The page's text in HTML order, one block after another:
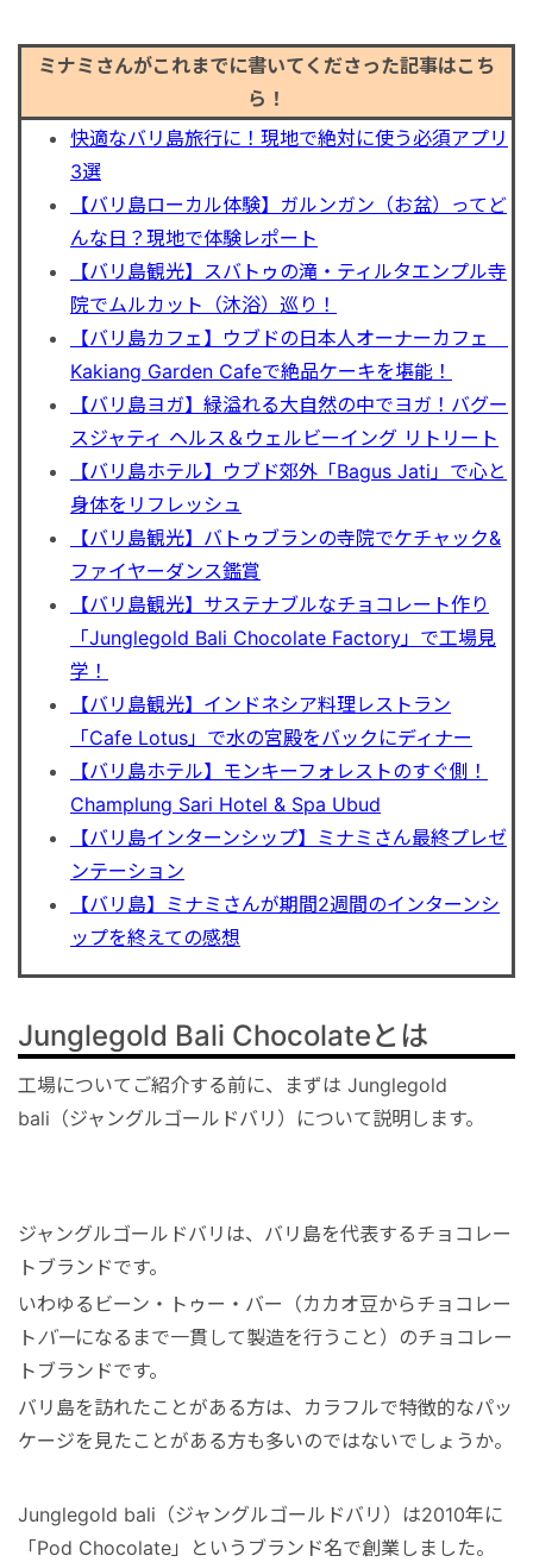
ミナミさんがこれまでに書いてくださった記事はこち
ら！
快適なバリ島旅行に！現地で絶対に使う必須アプリ
3選
【バリ島ローカル体験】ガルンガン（お盆）ってど
んな日？現地で体験レポート
【バリ島観光】スバトゥの滝・ティルタエンプル寺
院でムルカット（沐浴）巡り！
【バリ島カフェ】ウブドの日本人オーナーカフェ
Kakiang Garden Cafeで絶品ケーキを堪能！
【バリ島ヨガ】緑溢れる大自然の中でヨガ！バグー
スジャティ ヘルス＆ウェルビーイング リトリート
【バリ島ホテル】ウブド郊外「Bagus Jati」で心と
身体をリフレッシュ
【バリ島観光】バトゥブランの寺院でケチャック&
ファイヤーダンス鑑賞
【バリ島観光】サステナブルなチョコレート作り
「Junglegold Bali Chocolate Factory」で工場見
学！
【バリ島観光】インドネシア料理レストラン
「Cafe Lotus」で水の宮殿をバックにディナー
【バリ島ホテル】モンキーフォレストのすぐ側！
Champlung Sari Hotel & Spa Ubud
【バリ島インターンシップ】ミナミさん最終プレゼ
ンテーション
【バリ島】ミナミさんが期間2週間のインターンシ
ップを終えての感想
Junglegold Bali Chocolateとは
工場についてご紹介する前に、まずは Junglegold
bali（ジャングルゴールドバリ）について説明します。
ジャングルゴールドバリは、バリ島を代表するチョコレー
トブランドです。
いわゆるビーン・トゥー・バー（カカオ豆からチョコレー
ト バーになるまで一貫して製造を行うこと）のチョコレー
トブランドです。
バリ島を訪れたことがある方は、カラフルで特徴的なパッ
ケージを見たことがある方も多いのではないでしょうか。
Junglegold bali（ジャングルゴールドバリ）は2010年に
「Pod Chocolate」というブランド名で創業しました。